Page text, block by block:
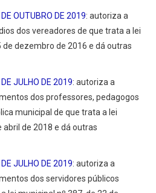
OUTUBRO DE 2019: autoriza a
dos vereadores de que trata a lei
de dezembro de 2016 e dá outras
JULHO DE 2019: autoriza a
dos professores, pedagogos
municipal de que trata a lei
abril de 2018 e dá outras
JULHO DE 2019: autoriza a
dos servidores públicos